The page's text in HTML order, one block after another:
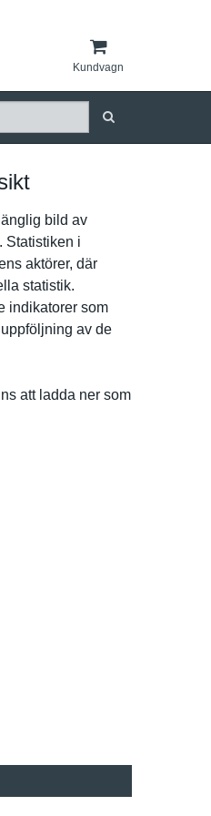
Kundvagn
bild av
Statistike­n i
aktörer, där
statistik.
indikatore­r som
av de
att ladda ner som